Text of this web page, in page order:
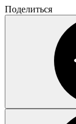
Поделиться